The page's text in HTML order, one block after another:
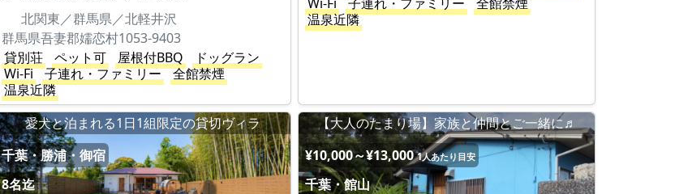
北関東／群馬県／北軽井沢
群馬県吾妻郡嬬恋村1053-9403
貸別荘
ペット可 屋根付BBQ
ドッグラン
Wi-Fi
子連れ・ファミリー
全館禁煙
温泉近隣
温泉近隣
愛犬と泊まれる1日1組限定の貸切ヴィラ
千葉・勝浦・御宿
8名迄
【大人のたまり場】家族と仲間とご一緒に♬
¥10,000～¥13,000 1人あたり目安
千葉・館山